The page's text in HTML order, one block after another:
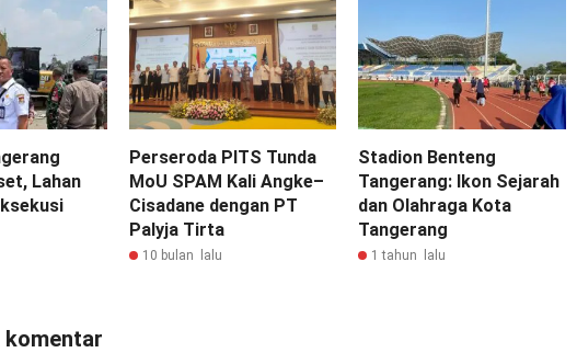
Lahan
Perseroda PITS Tunda
MoU SPAM Kali Angke–
Cisadane dengan PT
Palyja Tirta
10 bulan lalu
Stadion Benteng
Tangerang: Ikon Sejarah
dan Olahraga Kota
Tangerang
1 tahun lalu
komentar